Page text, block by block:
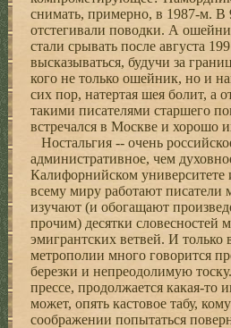
снимать, примерно, в 1987-м. В
отстегивали поводки. А
стали срывать после августа
высказываться, будучи за
кого не только ошейник, но и
сих пор, натертая шея болит, а
такими писателями старшего
встречался в Москве и хорошо
Ностальгия -- очень
административное, чем
Калифорнийском университете
всему миру работают писатели
изучают (и обогащают
прочим) десятки словесностей
эмигрантских ветвей. И только
метрополии много говорится
березки и непреодолимую
прессе, продолжается какая-
может, опять кастовое табу,
соображении попытаться